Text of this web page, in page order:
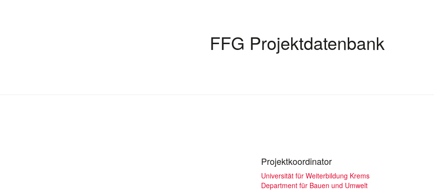
FFG Projektdatenbank
Projektkoordinator
Universität für Weiterbildung Krems
Department für Bauen und Umwelt